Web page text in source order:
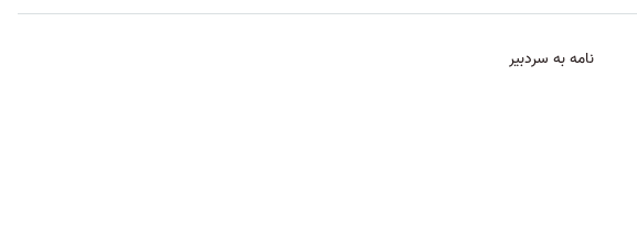
نامه به سردبیر